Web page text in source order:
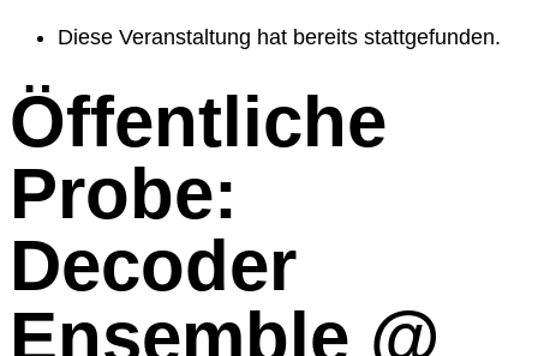
Diese Veranstaltung hat bereits stattgefunden.
Öffentliche
Probe:
Decoder
Ensemble @